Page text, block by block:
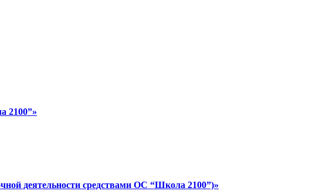
2100”»
деятельности средствами ОС “Школа 2100”)»